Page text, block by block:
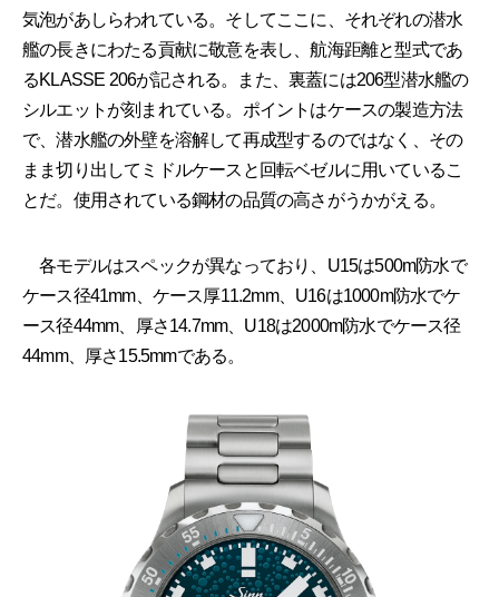
気泡があしらわれている。そしてここに、それぞれの潜水
艦の長きにわたる貢献に敬意を表し、航海距離と型式であ
るKLASSE 206が記される。また、裏蓋には206型潜水艦の
シルエットが刻まれている。ポイントはケースの製造方法
で、潜水艦の外壁を溶解して再成型するのではなく、その
まま切り出してミドルケースと回転ベゼルに用いているこ
とだ。使用されている鋼材の品質の高さがうかがえる。
各モデルはスペックが異なっており、U15は500m防水で
ケース径41mm、ケース厚11.2mm、U16は1000m防水でケ
ース径44mm、厚さ14.7mm、U18は2000m防水でケース径
44mm、厚さ15.5mmである。